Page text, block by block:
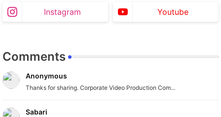
Instagram Youtube
Comments
Anonymous
Thanks for sharing. Corporate Video Production Com...
Sabari